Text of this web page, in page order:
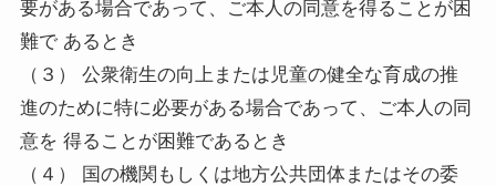
要がある場合であって、ご本人の同意を得ることが困
難で あるとき
（３） 公衆衛生の向上または児童の健全な育成の推
進のために特に必要がある場合であって、ご本人の同
意を 得ることが困難であるとき
（４） 国の機関もしくは地方公共団体またはその委